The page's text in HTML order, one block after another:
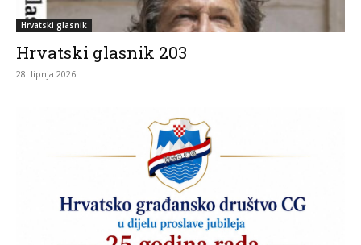
Hrvatski glasnik
Hrvatski glasnik 203
28. lipnja 2026.